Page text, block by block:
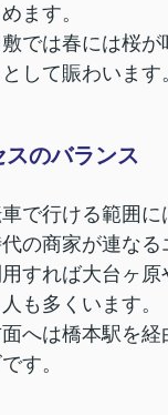
ます。
では春には桜
して賑わいます
のバランス
で行ける範囲
の商家が連な
すれば大台ヶ
も多くいます。
へは橋本駅を
す。